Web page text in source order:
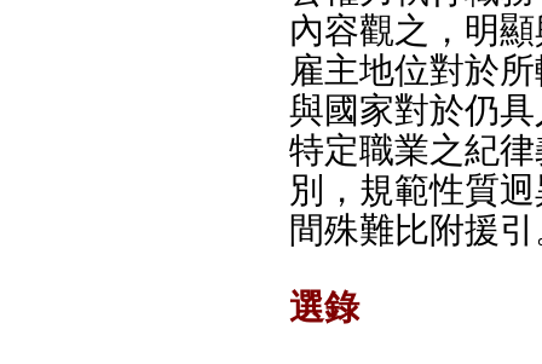
內容觀之，明
雇主地位對於
與國家對於仍
特定職業之紀
別，規範性質
間殊難比附援
選錄